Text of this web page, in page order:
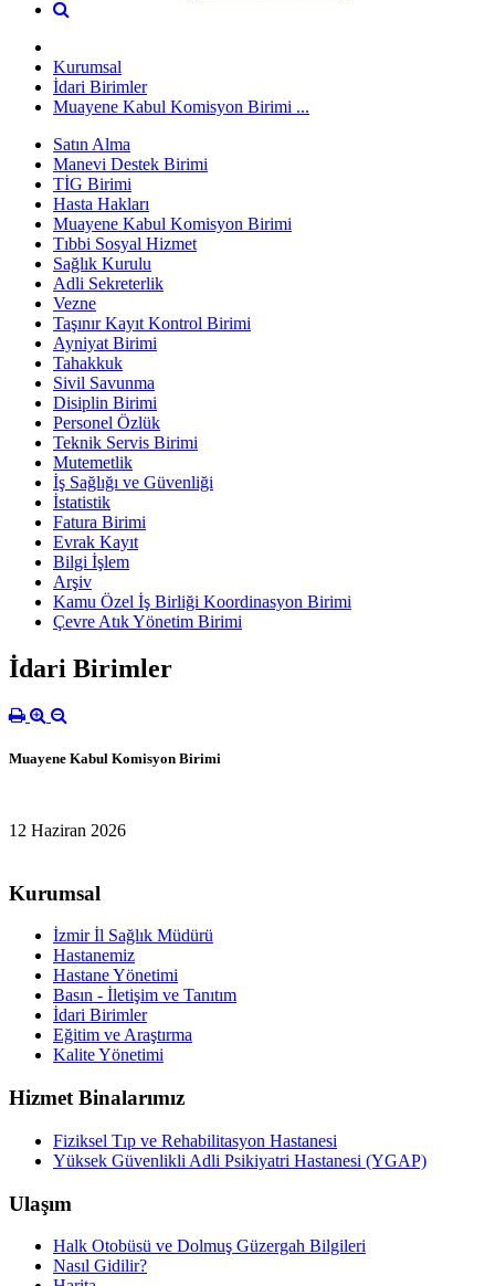
Kurumsal
İdari Birimler
Muayene Kabul Komisyon Birimi ...
Satın Alma
Manevi Destek Birimi
TİG Birimi
Hasta Hakları
Muayene Kabul Komisyon Birimi
Tıbbi Sosyal Hizmet
Sağlık Kurulu
Adli Sekreterlik
Vezne
Taşınır Kayıt Kontrol Birimi
Ayniyat Birimi
Tahakkuk
Sivil Savunma
Disiplin Birimi
Personel Özlük
Teknik Servis Birimi
Mutemetlik
İş Sağlığı ve Güvenliği
İstatistik
Fatura Birimi
Evrak Kayıt
Bilgi İşlem
Arşiv
Kamu Özel İş Birliği Koordinasyon Birimi
Çevre Atık Yönetim Birimi
İdari Birimler
Muayene Kabul Komisyon Birimi
12 Haziran 2026
Kurumsal
İzmir İl Sağlık Müdürü
Hastanemiz
Hastane Yönetimi
Basın - İletişim ve Tanıtım
İdari Birimler
Eğitim ve Araştırma
Kalite Yönetimi
Hizmet Binalarımız
Fiziksel Tıp ve Rehabilitasyon Hastanesi
Yüksek Güvenlikli Adli Psikiyatri Hastanesi (YGAP)
Ulaşım
Halk Otobüsü ve Dolmuş Güzergah Bilgileri
Nasıl Gidilir?